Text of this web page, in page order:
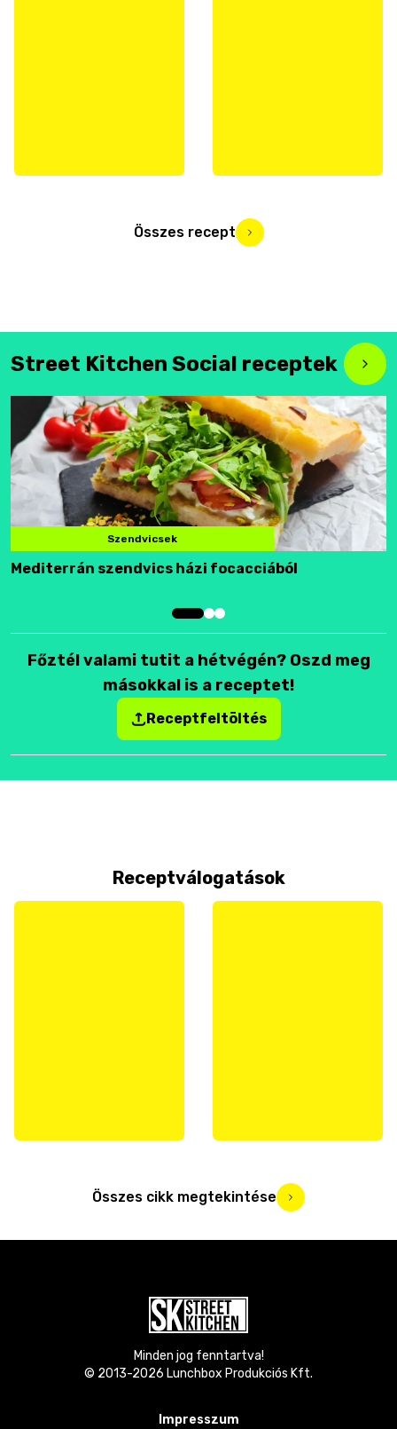
Összes recept
Street Kitchen Social receptek
Szendvicsek
Mediterrán szendvics házi focacciából
Főztél valami tutit a hétvégén? Oszd meg
másokkal is a receptet!
Receptfeltöltés
Receptválogatások
Összes cikk megtekintése
Minden jog fenntartva!
© 2013-2026 Lunchbox Produkciós Kft.
Impresszum